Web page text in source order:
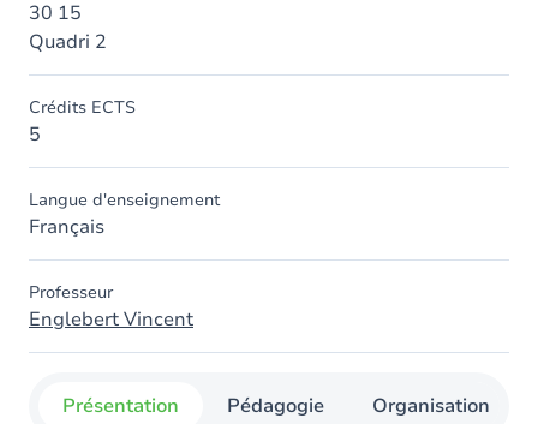
30 15
Quadri 2
Crédits ECTS
5
Langue d'enseignement
Français
Professeur
Englebert Vincent
Présentation Pédagogie Organisation